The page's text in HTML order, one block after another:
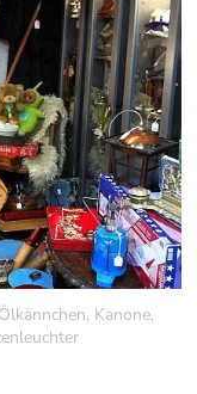
Kanone,